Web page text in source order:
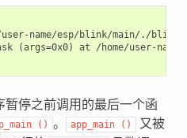
name/esp/blink/main/./
(args=0x0) at /home/user-
停之前调用的最后一个函
() 。 app_main ()
又被